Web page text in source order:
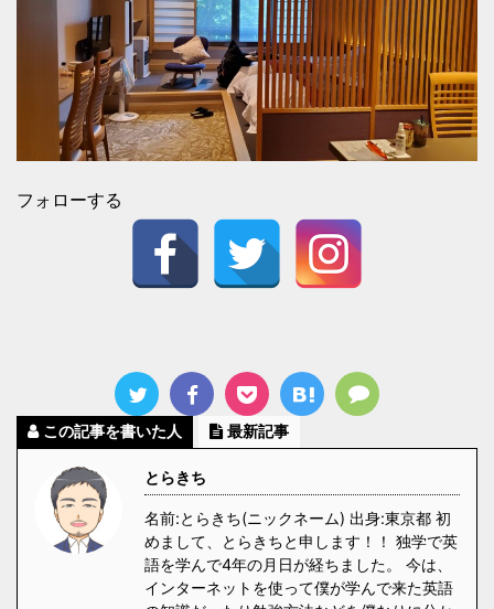
フォローする
この記事を書いた人 最新記事
とらきち
名前:とらきち(ニックネーム) 出身:東京都 初
めまして、とらきちと申します！！ 独学で英
語を学んで4年の月日が経ちました。 今は、
インターネットを使って僕が学んで来た英語